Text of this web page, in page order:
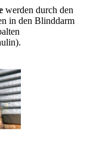
werden durch den
in den Blinddarm